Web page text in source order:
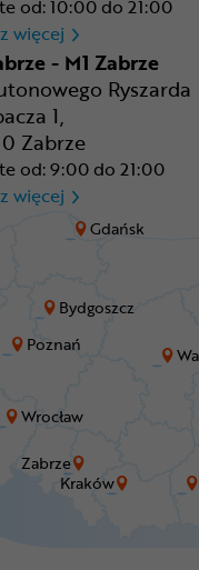
Bydgoszcz
Gdańsk
Kraków
Poznań
Wrocław
Zabrze
od: 10:00 do 21:00
więcej CR
- M1 Zabrze
Ryszarda
1,
Zabrze
od: 9:00 do 21:00
więcej CR Zabrze -